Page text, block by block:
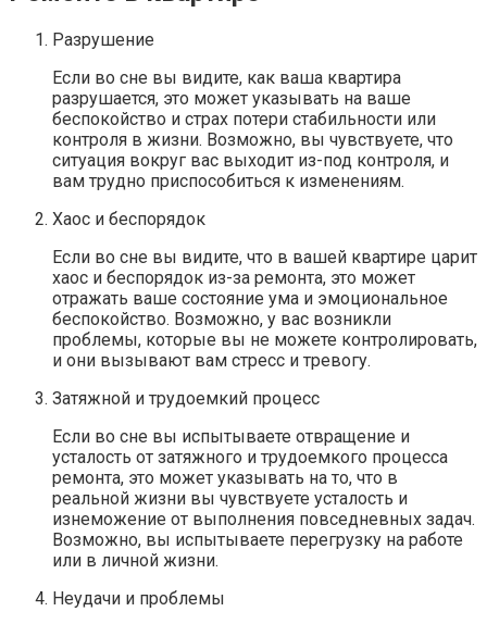
Разрушение
Если во сне вы видите, как ваша квартира
разрушается, это может указывать на ваше
беспокойство и страх потери стабильности или
контроля в жизни. Возможно, вы чувствуете, что
ситуация вокруг вас выходит из-под контроля, и
вам трудно приспособиться к изменениям.
Хаос и беспорядок
Если во сне вы видите, что в вашей квартире царит
хаос и беспорядок из-за ремонта, это может
отражать ваше состояние ума и эмоциональное
беспокойство. Возможно, у вас возникли
проблемы, которые вы не можете контролировать,
и они вызывают вам стресс и тревогу.
Затяжной и трудоемкий процесс
Если во сне вы испытываете отвращение и
усталость от затяжного и трудоемкого процесса
ремонта, это может указывать на то, что в
реальной жизни вы чувствуете усталость и
изнеможение от выполнения повседневных задач.
Возможно, вы испытываете перегрузку на работе
или в личной жизни.
Неудачи и проблемы